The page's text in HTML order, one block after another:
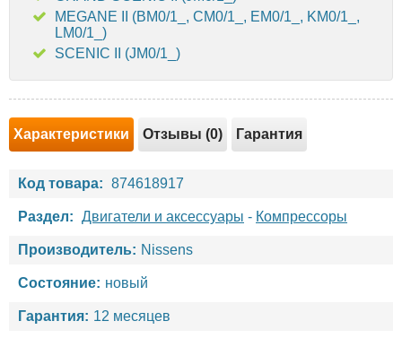
MEGANE II (BM0/1_, CM0/1_, EM0/1_, KM0/1_,
LM0/1_)
SCENIC II (JM0/1_)
Характеристики Отзывы (0) Гарантия
Код товара: 874618917
Раздел: Двигатели и аксессуары - Компрессоры
Производитель: Nissens
Состояние: новый
Гарантия: 12 месяцев